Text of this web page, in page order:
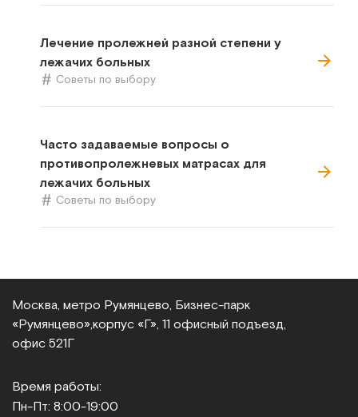
Лечение пролежней разной степени у
лежачих больных
Советы по выбору
Часто задаваемые вопросы о
противопролежневых матрасах для
лежачих больных
Советы по выбору
Москва, метро Румянцево, Бизнес‑парк
«Румянцево», корпус «Г», 11 офисный подъезд,
офис 521Г
Время работы:
Пн-Пт: 8:00-19:00